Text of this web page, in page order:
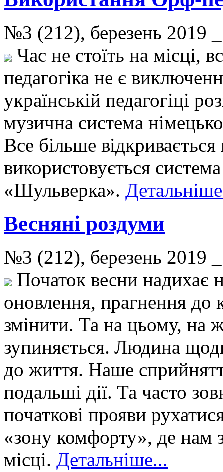
№3 (212), березень
Час не стоїть на місці,
педагогіка не є
українській педагогіці
музична система
Все більше
використовується
«Шульверка».
Весняні роздуми
№3 (212), березень
Початок весни надихає
оновлення, прагнення
змінити. Та на цьому, на
зупиняється. Людина
до життя. Наше
подальші дії. Та часто
початкові прояви
«зону комфорту», де
місці. Детальніше...